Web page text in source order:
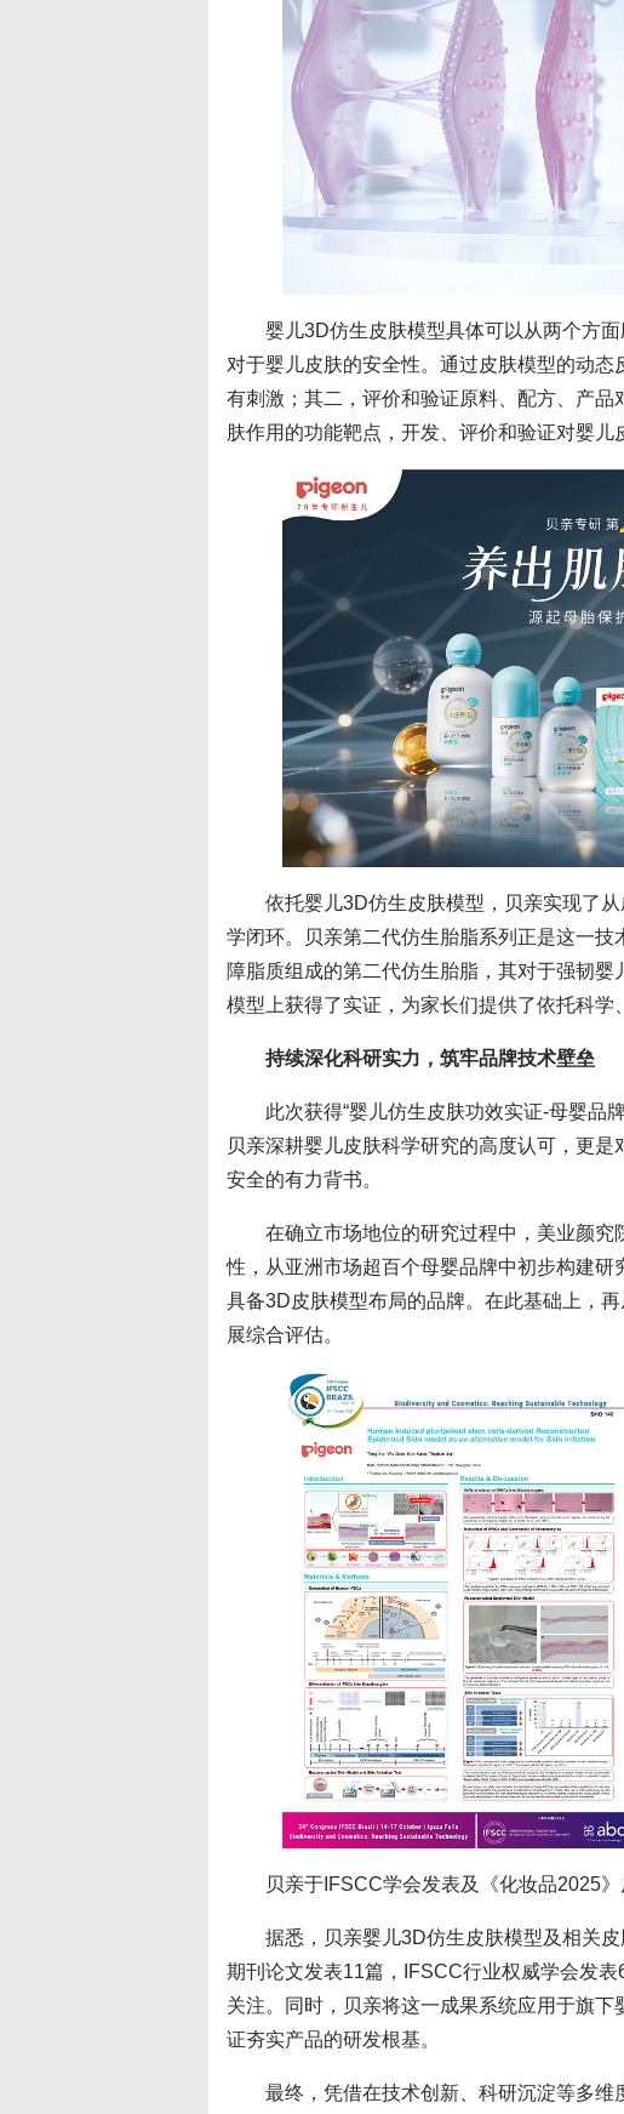
婴儿3D仿生皮肤模型具体可以从两个方
对于婴儿皮肤的安全性。通过皮肤模型的动
有刺激；其二，评价和验证原料、配方、产
肤作用的功能靶点，开发、评价和验证对婴儿
依托婴儿3D仿生皮肤模型，贝亲实现了
学闭环。贝亲第二代仿生胎脂系列正是这一
障脂质组成的第二代仿生胎脂，其对于强韧
模型上获得了实证，为家长们提供了依托科学
持续深化科研实力，筑牢品牌技术壁垒
此次获得“婴儿仿生皮肤功效实证-母婴品
贝亲深耕婴儿皮肤科学研究的高度认可，更
安全的有力背书。
在确立市场地位的研究过程中，美业颜
性，从亚洲市场超百个母婴品牌中初步构建
具备3D皮肤模型布局的品牌。在此基础上，
展综合评估。
贝亲于IFSCC学会发表及《化妆品2025
据悉，贝亲婴儿3D仿生皮肤模型及相关
期刊论文发表11篇，IFSCC行业权威学会发
关注。同时，贝亲将这一成果系统应用于旗
证夯实产品的研发根基。
最终，凭借在技术创新、科研沉淀等多